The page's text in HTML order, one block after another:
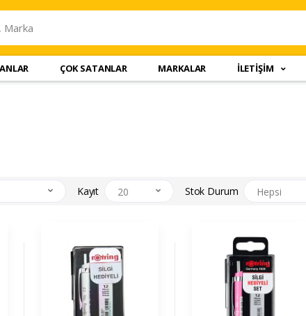
ÇOK SATANLAR MARKALAR İLETİŞİM
Kayıt 20 Stok Durum Hepsi